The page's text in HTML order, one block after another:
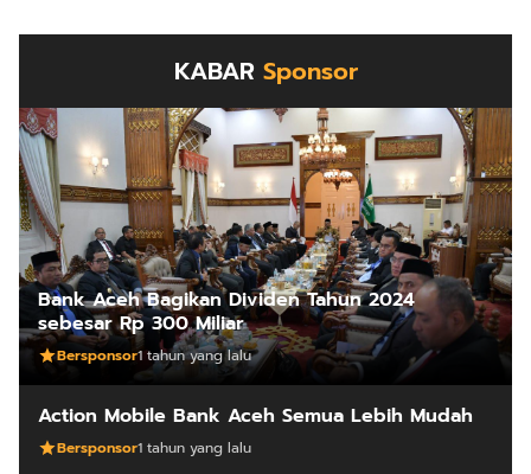
KABAR Sponsor
Bank Aceh Bagikan Dividen Tahun 2024
sebesar Rp 300 Miliar
Bersponsor1 tahun yang lalu
Action Mobile Bank Aceh Semua Lebih Mudah
Bersponsor1 tahun yang lalu